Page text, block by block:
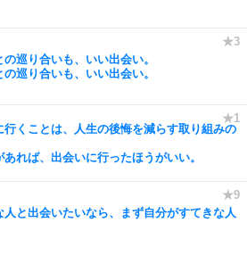
の巡り合いも、いい出会い。
巡り合いも、いい出会い。
行くことは、人生の後悔を減らす取り組みの
あれば、出会いに行ったほうがいい。
人と出会いたいなら、まず自分がすてきな人